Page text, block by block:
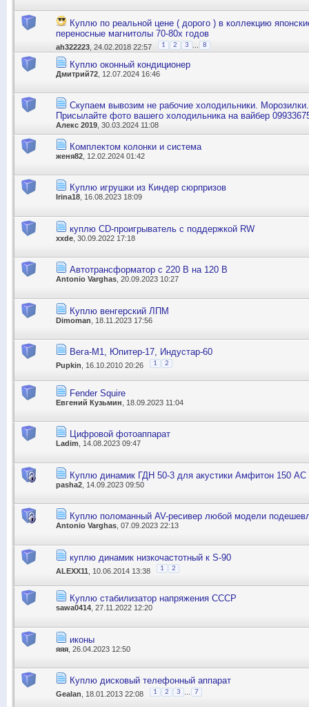
Куплю по реальной цене ( дорого ) в коллекцию
переносные магнитолы 70-80х годов
ah322223 , 24.02.2018 22:57 1 2 3 8
Куплю оконный кондиционер
Дмитрий72 , 12.07.2024 16:46
Скупаем вывозим не рабочие холодильники.
Присылайте фото вашего холодильника на вайбер
Алекс 2019, 30.03.2024 11:08
Комплектом колонки и система
женя82 , 12.02.2024 01:42
Куплю игрушки из Киндер сюрпризов
Irina18 , 16.08.2023 18:09
куплю CD-проигрыватель с поддержкой RW
xxde , 30.09.2022 17:18
Автотрансформатор с 220 В на 120 В
Antonio Varghas , 20.09.2023 10:27
Куплю венгерский ЛПМ
Dimoman , 18.11.2023 17:56
Вега-М1, Юпитер-17, Индустар-60
Pupkin , 16.10.2010 20:26 1 2
Fender Squire
Евгений Кузьмин , 18.09.2023 11:04
Цифровой фотоаппарат
Ladim , 14.08.2023 09:47
Куплю динамик ГДН 50-3 для акустики Амфитон 150 АС
pasha2 , 14.09.2023 09:50
Куплю поломанный AV-ресивер любой модели
Antonio Varghas , 07.09.2023 22:13
куплю динамик низкочастотный к S-90
ALEXX11 , 10.06.2014 13:38 1 2
Куплю стабилизатор напряжения СССР
sawa0414 , 27.11.2022 12:20
иконы
яяя , 26.04.2023 12:50
Куплю дисковый телефонный аппарат
Gealan , 18.01.2013 22:08 1 2 3 7